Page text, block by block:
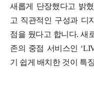
새롭게 단장했다고 밝
고 직관적인 구성과 디
점을 뒀다고 합니다. 새
존의 중점 서비스인
기 쉽게 배치한 것이 특